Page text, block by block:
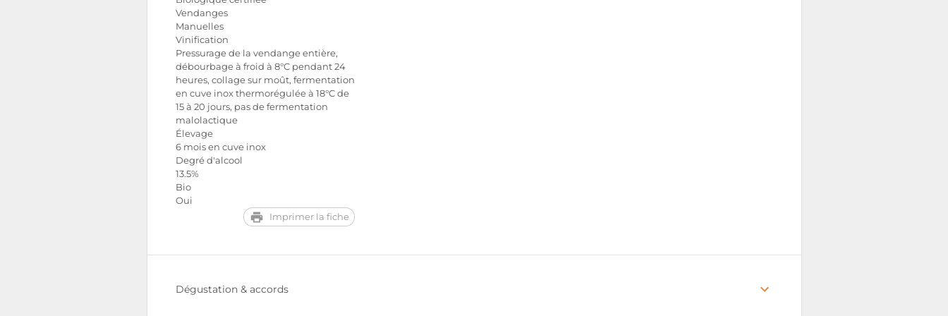
Vendanges
Manuelles
Vinification
Pressurage de la vendange entière,
débourbage à froid à 8°C pendant 24
heures, collage sur moût, fermentation
en cuve inox thermorégulée à 18°C de
15 à 20 jours, pas de fermentation
malolactique
Élevage
6 mois en cuve inox
Degré d'alcool
13.5%
Bio
Oui
Imprimer la fiche
Dégustation & accords